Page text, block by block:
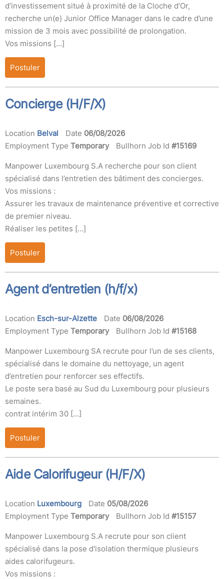
d’investissement situé à proximité de la Cloche d’Or,
recherche un(e) Junior Office Manager dans le cadre d’une
mission de 3 mois avec possibilité de prolongation.
Vos missions […]
Postuler
Concierge (H/F/X)
Location Belval Date 06/08/2026
Employment Type Temporary Bullhorn Job Id #15169
Manpower Luxembourg S.A recherche pour son client
spécialisé dans l’entretien des bâtiment des concierges.
Vos missions :
Assurer les travaux de maintenance préventive et corrective
de premier niveau.
Réaliser les petites […]
Postuler
Agent d’entretien (h/f/x)
Location Esch-sur-Alzette Date 06/08/2026
Employment Type Temporary Bullhorn Job Id #15168
Manpower Luxembourg SA recrute pour l’un de ses clients,
spécialisé dans le domaine du nettoyage, un agent
d’entretien pour renforcer ses effectifs.
Le poste sera basé au Sud du Luxembourg pour plusieurs
semaines.
contrat intérim 30 […]
Postuler
Aide Calorifugeur (H/F/X)
Location Luxembourg Date 05/08/2026
Employment Type Temporary Bullhorn Job Id #15157
Manpower Luxembourg S.A recrute pour son client
spécialisé dans la pose d'isolation thermique plusieurs
aides calorifugeurs.
Vos missions :